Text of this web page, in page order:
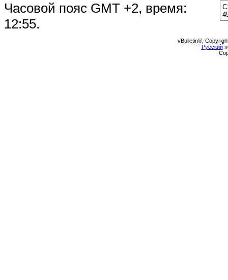
Часовой пояс GMT +2, время:
12:55.
vBulletin®,
Русский